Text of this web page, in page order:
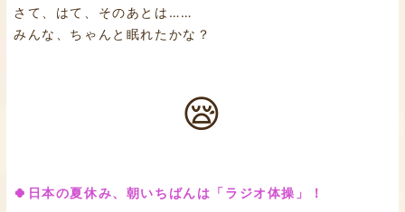
さて、はて、そのあとは……
みんな、ちゃんと眠れたかな？
😪
🍀日本の夏休み、朝いちばんは「ラジオ体操」！